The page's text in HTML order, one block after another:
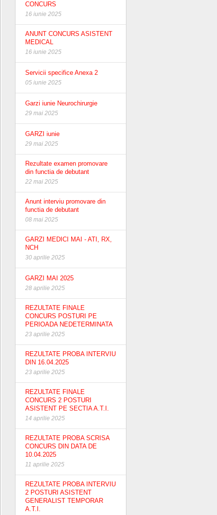
CONCURS
16 iunie 2025
ANUNT CONCURS ASISTENT
MEDICAL
16 iunie 2025
Servicii specifice Anexa 2
05 iunie 2025
Garzi iunie Neurochirurgie
29 mai 2025
GARZI iunie
29 mai 2025
Rezultate examen promovare
din functia de debutant
22 mai 2025
Anunt interviu promovare din
functia de debutant
08 mai 2025
GARZI MEDICI MAI - ATI, RX,
NCH
30 aprilie 2025
GARZI MAI 2025
28 aprilie 2025
REZULTATE FINALE
CONCURS POSTURI PE
PERIOADA NEDETERMINATA
23 aprilie 2025
REZULTATE PROBA INTERVIU
DIN 16.04.2025
23 aprilie 2025
REZULTATE FINALE
CONCURS 2 POSTURI
ASISTENT PE SECTIA A.T.I.
14 aprilie 2025
REZULTATE PROBA SCRISA
CONCURS DIN DATA DE
10.04.2025
11 aprilie 2025
REZULTATE PROBA INTERVIU
2 POSTURI ASISTENT
GENERALIST TEMPORAR
A.T.I.